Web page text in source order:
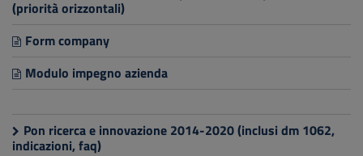
(priorità orizzontali)
Form company
Modulo impegno azienda
Pon ricerca e innovazione 2014-2020 (inclusi dm 1062,
indicazioni, faq)